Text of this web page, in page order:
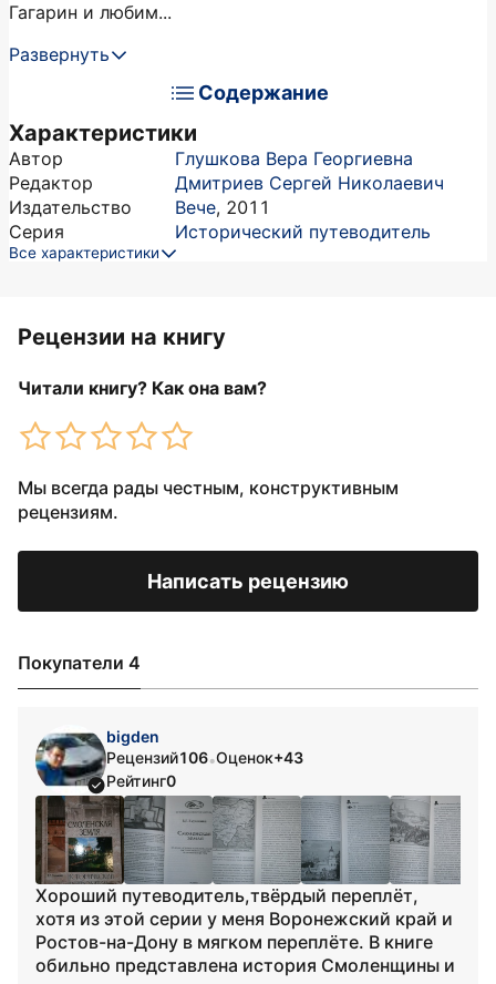
Гагарин и любим...
Развернуть
Содержание
Характеристики
Автор
Глушкова Вера Георгиевна
Редактор
Дмитриев Сергей Николаевич
Издательство
Вече, 2011
Серия
Исторический путеводитель
Все характеристики
Рецензии на книгу
Читали книгу? Как она вам?
Мы всегда рады честным, конструктивным
рецензиям.
Написать рецензию
Покупатели 4
bigden
Рецензий106•Оценок+43
Рейтинг0
Хороший путеводитель,твёрдый переплёт,
хотя из этой серии у меня Воронежский край и
Ростов-на-Дону в мягком переплёте. В книге
обильно представлена история Смоленщины и